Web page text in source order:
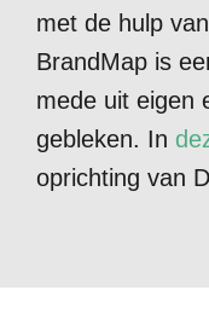
met de hulp
BrandMap is
mede uit eigen
gebleken. In
oprichting van